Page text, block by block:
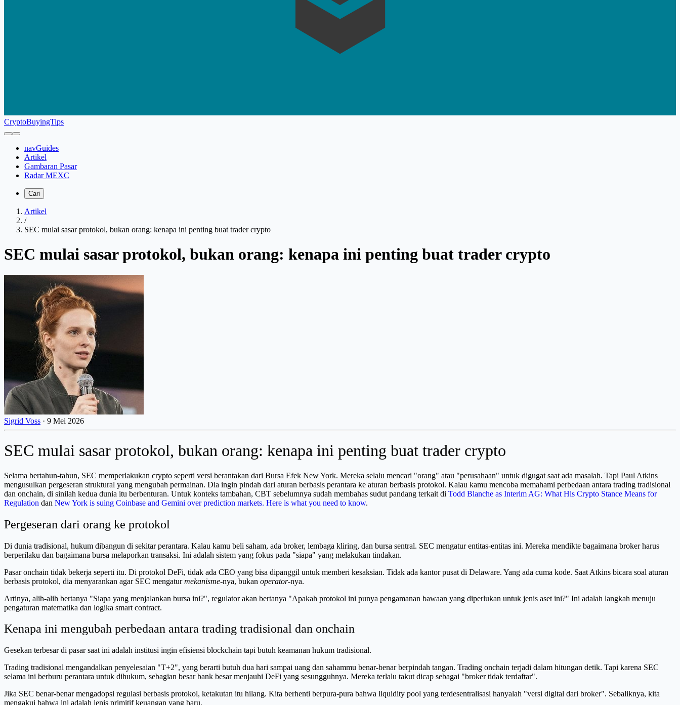
CryptoBuyingTips
navGuides
Artikel
Gambaran Pasar
Radar MEXC
Cari
Artikel
/
SEC mulai sasar protokol, bukan orang: kenapa ini penting buat trader crypto
SEC mulai sasar protokol, bukan orang: kenapa ini penting buat trader crypto
Sigrid Voss · 9 Mei 2026
SEC mulai sasar protokol, bukan orang: kenapa ini penting buat trader crypto
Selama bertahun-tahun, SEC memperlakukan crypto seperti versi berantakan dari Bursa Efek New York. Mereka selalu mencari "orang" atau "perusahaan" untuk digugat saat ada masalah. Tapi Paul Atkins
mengusulkan pergeseran struktural yang mengubah permainan. Dia ingin pindah dari aturan berbasis perantara ke aturan berbasis protokol. Kalau kamu mencoba memahami perbedaan antara trading tradisional
dan onchain, di sinilah kedua dunia itu berbenturan. Untuk konteks tambahan, CBT sebelumnya sudah membahas sudut pandang terkait di Todd Blanche as Interim AG: What His Crypto Stance Means for
Regulation dan New York is suing Coinbase and Gemini over prediction markets. Here is what you need to know.
Pergeseran dari orang ke protokol
Di dunia tradisional, hukum dibangun di sekitar perantara. Kalau kamu beli saham, ada broker, lembaga kliring, dan bursa sentral. SEC mengatur entitas-entitas ini. Mereka mendikte bagaimana broker harus
berperilaku dan bagaimana bursa melaporkan transaksi. Ini adalah sistem yang fokus pada "siapa" yang melakukan tindakan.
Pasar onchain tidak bekerja seperti itu. Di protokol DeFi, tidak ada CEO yang bisa dipanggil untuk memberi kesaksian. Tidak ada kantor pusat di Delaware. Yang ada cuma kode. Saat Atkins bicara soal aturan
berbasis protokol, dia menyarankan agar SEC mengaturmekanisme-nya, bukan operator-nya.
Artinya, alih-alih bertanya "Siapa yang menjalankan bursa ini?", regulator akan bertanya "Apakah protokol ini punya pengamanan bawaan yang diperlukan untuk jenis aset ini?" Ini adalah langkah menuju
pengaturan matematika dan logika smart contract.
Kenapa ini mengubah perbedaan antara trading tradisional dan onchain
Gesekan terbesar di pasar saat ini adalah institusi ingin efisiensi blockchain tapi butuh keamanan hukum tradisional.
Trading tradisional mengandalkan penyelesaian "T+2", yang berarti butuh dua hari sampai uang dan sahammu benar-benar berpindah tangan. Trading onchain terjadi dalam hitungan detik. Tapi karena SEC
selama ini berburu perantara untuk dihukum, sebagian besar bank besar menjauhi DeFi yang sesungguhnya. Mereka terlalu takut dicap sebagai "broker tidak terdaftar".
Jika SEC benar-benar mengadopsi regulasi berbasis protokol, ketakutan itu hilang. Kita berhenti berpura-pura bahwa liquidity pool yang terdesentralisasi hanyalah "versi digital dari broker". Sebaliknya, kita
mengakui bahwa ini adalah jenis primitif keuangan yang baru.